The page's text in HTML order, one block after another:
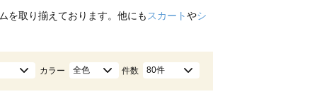
を取り揃えております。他にも スカートやシ
カラー 全色 件数 80件